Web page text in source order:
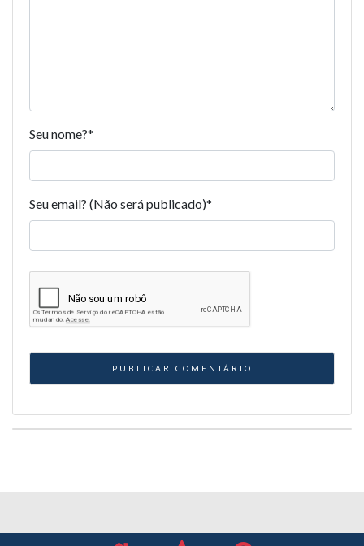
Seu nome?*
Seu email? (Não será publicado)*